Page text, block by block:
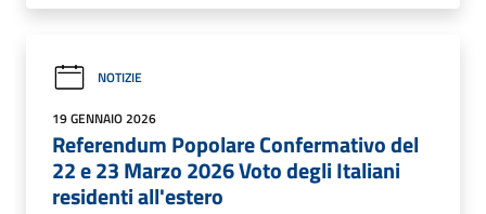
NOTIZIE
19 GENNAIO 2026
Referendum Popolare Confermativo del
22 e 23 Marzo 2026 Voto degli Italiani
residenti all'estero